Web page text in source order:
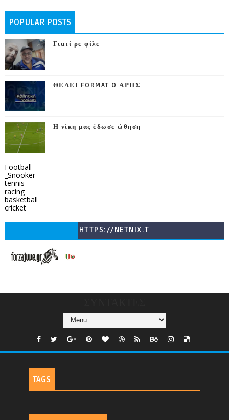
POPULAR POSTS
Γιατί ρε φίλε
ΘΕΛΕΙ FORMAT O ΑΡΗΣ
Η νίκη μας έδωσε ώθηση
Football
_Snooker
tennis
racing
basketball
cricket
HTTPS://NETNIX.T
TAGS